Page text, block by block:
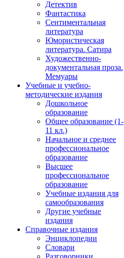
Детектив
Фантастика
Сентиментальная
литература
Юмористическая
литература. Сатира
Художественно-
документальная проза.
Мемуары
Учебные и учебно-
методические издания
Дошкольное
образование
Общее образование (1-
11 кл.)
Начальное и среднее
профессиональное
образование
Высшее
профессиональное
образование
Учебные издания для
самообразования
Другие учебные
издания
Справочные издания
Энциклопедии
Словари
Разговорники